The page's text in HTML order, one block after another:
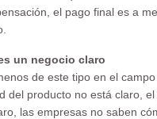
el pago final es a
un negocio claro
de este tipo en el
del producto no está claro, el
las empresas no saben